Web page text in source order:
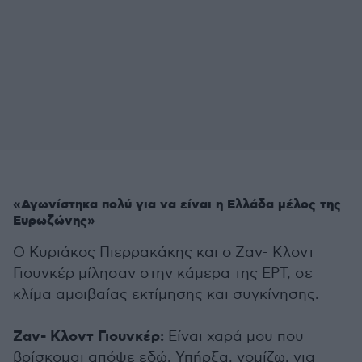
«Αγωνίστηκα πολύ για να είναι η Ελλάδα μέλος της
Ευρωζώνης»
Ο Κυριάκος Πιερρακάκης και ο Ζαν- Κλοντ
Γιουνκέρ μίλησαν στην κάμερα της ΕΡΤ, σε
κλίμα αμοιβαίας εκτίμησης και συγκίνησης.
Ζαν- Κλοντ Γιουνκέρ: Είναι χαρά μου που
βρίσκομαι απόψε εδώ. Υπήρξα, νομίζω, για